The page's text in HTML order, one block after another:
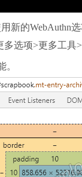
新的WebAuthn
选项>更多工具>
。